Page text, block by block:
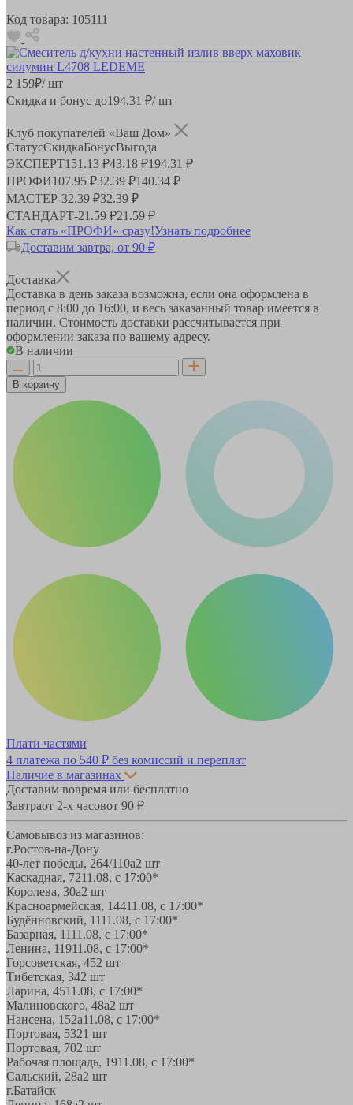
Код товара: 105111
2 159₽/ шт
Скидка и бонус до194.31 ₽/ шт
Клуб покупателей «Ваш Дом»
СтатусСкидкаБонусВыгода
ЭКСПЕРТ151.13 ₽43.18 ₽194.31 ₽
ПРОФИ107.95 ₽32.39 ₽140.34 ₽
МАСТЕР-32.39 ₽32.39 ₽
СТАНДАРТ-21.59 ₽21.59 ₽
Как стать «ПРОФИ» сразу!Узнать подробнее
Доставим завтра, от 90 ₽
Доставка
Доставка в день заказа возможна, если она оформлена в
период с 8:00 до 16:00, и весь заказанный товар имеется в
наличии. Стоимость доставки рассчитывается при
оформлении заказа по вашему адресу.
В наличии
В корзину
Плати частями
4 платежа по 540 ₽ без комиссий и переплат
Наличие в магазинах
Доставим вовремя или бесплатно
Завтраот 2-х часовот 90 ₽
Самовывоз из магазинов:
г.Ростов-на-Дону
40-лет победы, 264/110а2 шт
Каскадная, 7211.08, с 17:00*
Королева, 30а2 шт
Красноармейская, 14411.08, с 17:00*
Будённовский, 1111.08, с 17:00*
Базарная, 1111.08, с 17:00*
Ленина, 11911.08, с 17:00*
Горсоветская, 452 шт
Тибетская, 342 шт
Ларина, 4511.08, с 17:00*
Малиновского, 48а2 шт
Нансена, 152а11.08, с 17:00*
Портовая, 5321 шт
Портовая, 702 шт
Рабочая площадь, 1911.08, с 17:00*
Сальский, 28a2 шт
г.Батайск